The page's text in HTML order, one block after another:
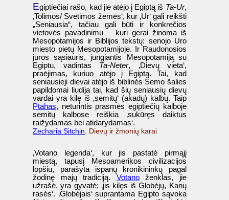
Egiptiečiai rašo, kad jie atėjo į Egiptą iš Ta-Ur,
‚Tolimos/ Svetimos žemės‘, kur ‚Ur‘ gali reikšti
„Seniausia“, tačiau gali būti ir konkrečios
vietovės pavadinimu – kuri gerai žinoma iš
Mesopotamijos ir Biblijos tekstų: senojo Uro
miesto pietų Mesopotamijoje. Ir Raudonosios
jūros sąsiauris, jungiantis Mesopotamiją su
Egiptu, vadintas Ta-Neter, ‚Dievų vieta‘,
praėjimas, kuriuo atėjo į Egiptą. Tai, kad
seniausieji dievai atėjo iš biblinės Šemo šalies
papildomai liudija tai, kad šių seniausių dievų
vardai yra kilę iš ‚semitų‘ (akadų) kalbų. Taip
Ptahas, neturintis prasmės egiptiečių kalboje
semitų kalbose reiškia ‚sukūręs daiktus
raižydamas bei atidarydamas‘.
Zecharia Sitchin. Dievų ir žmonių karai
‚Votano legenda‘, kur jis pastatė pirmąjį
miestą, tapusį Mesoamerikos civilizacijos
lopšiu, parašyta ispanų kronikininkų pagal
žodinę majų tradiciją. Votanoženklas, jie
užrašė, yra gyvatė; ‚jis kilęs iš Globėjų, Kanų
rasės‘. ‚Globėjais‘ suprantama Egipto sąvoka